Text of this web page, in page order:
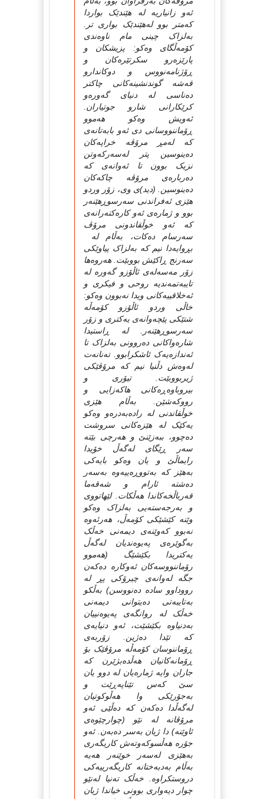
ئه‌و زانیاریه‌ له‌ هێندێک بواردا
که‌متر بوو له‌هێندێک بواری تر.
به‌لزاک چینی مام ناوه‌ندی
کۆمه‌ڵگای وه‌کو: پزیشکان و
پارێزه‌رو سکرتێره‌کان و
ڕۆژنامه‌نووس و دوکاندارو
قه‌شه‌ گوندنشینه‌کانی چاکتر
ده‌ناسی له‌ دنیای گه‌وره‌و
کرێکارانی شارو جوتیاران.
ئه‌ویش وه‌کو هه‌موو
ڕۆماننووسانی دی ئه‌و بابه‌تانه‌ی
که‌ له‌مڕ مرۆڤه‌ خراپه‌کان
ده‌ینوسین پتر له‌سه‌رکه‌وتن
نزیک بوون تا ئه‌وانه‌ی که‌
ده‌رباره‌ی مرۆڤه‌ چاکه‌کان
ده‌ینوسین. (دید)ی وی، زۆر وردو
هێزی ئه‌فراندنی سه‌رسوڕهێنه‌ر
بوو و ژماره‌ی ئه‌و کاره‌کته‌رانه‌ی
که‌ ئه‌و خوڵقاندونی مرۆڤ
سه‌رسام ده‌کات، به‌ڵام له‌
بڕوایه‌دا نیم که‌ به‌لزاک پیاوێکی
سه‌رنج ڕاکێش بووبێت. هه‌روه‌ها
زۆر مه‌سه‌له‌ی ئاڵۆزو گه‌وره‌ له‌
تایبه‌تمه‌ندیه‌ روحی و فیکری و
ئه‌خلاقییه‌کانی ویدا نه‌بوون وه‌کو:
خاڵی وردو ئاڵۆزو کۆمه‌ڵه‌
شتێکی پێچه‌وانه‌ی یه‌کتری و زۆر
سه‌رسوڕهێنه‌ر. له‌ ڕاستیدا
شاره‌واکانی ده‌روونی به‌لزاک تا
ئه‌ندازه‌یه‌ک ئاشکرابوو. ته‌نانه‌ت
له‌وه‌ش دڵنیا نیم که‌ مرۆڤێکی
ژیربووبێت. تیۆری و
بیروباوه‌ڕه‌کانی هاکه‌زایی و
رووکه‌شێن. به‌ڵام هێزی
خوڵقاندنی له‌ راده‌به‌دره‌و وه‌کو
یه‌کێک له‌ هێزه‌کانی سروشت
ده‌چوو، ببه‌زێنێ و هه‌رچی بێته‌
سه‌ر ڕێگای له‌گه‌ڵ خۆیدا
رایماڵێ و یان وه‌کو بایه‌کی
به‌هێز که‌ به‌تووڕه‌ییه‌وه‌ به‌سه‌ر
ده‌شته‌ ئارام و شه‌قه‌ما
قه‌رباڵخه‌کاندا هه‌ڵکات. لێهاتووی
و به‌رجه‌سته‌یی به‌لزاک وه‌کو
وێنه‌ کێشێكی کۆمه‌ڵ، هه‌رئه‌وه‌
نه‌بوو که‌وێنه‌ی دیمه‌نی خه‌ڵک
به‌گوێره‌ی په‌یوه‌ندیان له‌گه‌ڵ
یه‌کتریدا بکێشێگ (هه‌موو
رۆماننووسه‌کان ئه‌وکاره‌ ده‌که‌ن
جگه‌ له‌وانه‌ی چیرۆکی پڕ له‌
رووداوو ساده‌ ده‌نووسن) به‌ڵکو
به‌تایبه‌تی ده‌یتوانی دیمه‌نی
خه‌ڵک له‌ روانگه‌ی په‌یوه‌نییان
به‌دنیاوه‌ بکێشێت، ئه‌و دنیایه‌ی
که‌ تێدا ده‌ژین. زۆربه‌ی
ڕۆماننوسان کۆمه‌ڵه‌ مرۆڤێک بۆ
ڕۆمانه‌کانیان هه‌ڵده‌بژێرن که‌
جاران وایه‌ ژماره‌یان له‌ دوو یان
سێ که‌س تێناپه‌ڕێت و
به‌جۆرێکی وا هه‌ڵوکوتیان
له‌گه‌ڵدا ده‌که‌ن که‌ ده‌ڵێی ئه‌و
مرۆڤانه‌ له‌ نێو (چوارچێوه‌ی
ئاوێنه‌) دا ژیان به‌سر ده‌به‌ن. ئه‌و
جۆره‌ هه‌ڵسوکه‌وته‌ش کاریگه‌ری
به‌هێزی له‌سه‌ر خوێنه‌ر هه‌یه‌
به‌ڵام به‌دبه‌ختانه‌ کاریگه‌رییه‌کی
دروستکراوه‌. خه‌ڵک ته‌نیا له‌نێو
چوار دیه‌واری بوونی خیاندا ژیان